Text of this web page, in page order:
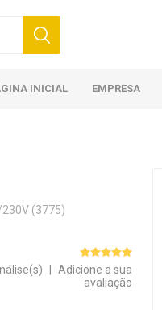
INICIAL EMPRESA
230V (3775)
Adicione a sua
avaliação